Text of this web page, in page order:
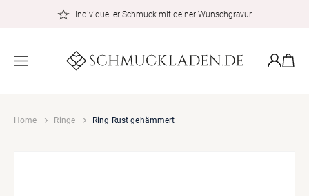
Individueller Schmuck mit deiner Wunschgravur
Home Ringe Ring Rust gehämmert